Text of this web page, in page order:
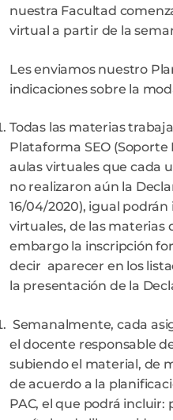
nuestra Facultad
virtual a partir de la
Les enviamos nuestro
indicaciones sobre la
Todas las materias
Plataforma SEO (Soporte
aulas virtuales que cada
no realizaron aún la
16/04/2020), igual podrán
virtuales, de las materias
embargo la inscripción
decir aparecer en los
la presentación de la
Semanalmente, cada
el docente responsable
subiendo el material, de
de acuerdo a la
PAC, el que podrá incluir: